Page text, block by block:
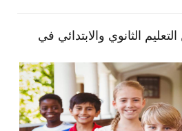
معلومات اساسية عن التعليم